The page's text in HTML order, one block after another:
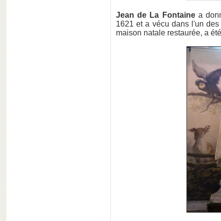
Jean de La Fontainea
1621 et a vécu dans l'un
maison natale restaurée, a